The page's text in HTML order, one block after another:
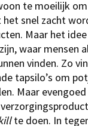
te moeilijk
snel zacht
Maar het
waar mensen
vinden. Zo
tapsilo’s om
Maar
te doen. In